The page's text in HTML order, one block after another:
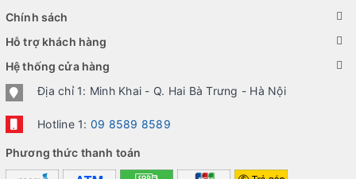
Chính sách
Hỗ trợ khách hàng
Hệ thống cửa hàng
Địa chỉ 1: Minh Khai - Q. Hai Bà Trưng - Hà Nội
Hotline 1: 09 8589 8589
Phương thức thanh toán